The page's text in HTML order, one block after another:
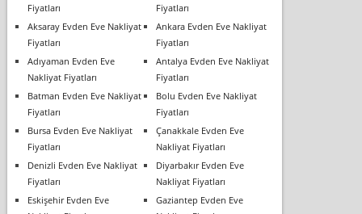
Fiyatları
Fiyatları
Aksaray Evden Eve Nakliyat
Fiyatları
Ankara Evden Eve Nakliyat
Fiyatları
Adıyaman Evden Eve
Nakliyat Fiyatları
Antalya Evden Eve Nakliyat
Fiyatları
Batman Evden Eve Nakliyat
Fiyatları
Bolu Evden Eve Nakliyat
Fiyatları
Bursa Evden Eve Nakliyat
Fiyatları
Çanakkale Evden Eve
Nakliyat Fiyatları
Denizli Evden Eve Nakliyat
Fiyatları
Diyarbakır Evden Eve
Nakliyat Fiyatları
Eskişehir Evden Eve
Gaziantep Evden Eve